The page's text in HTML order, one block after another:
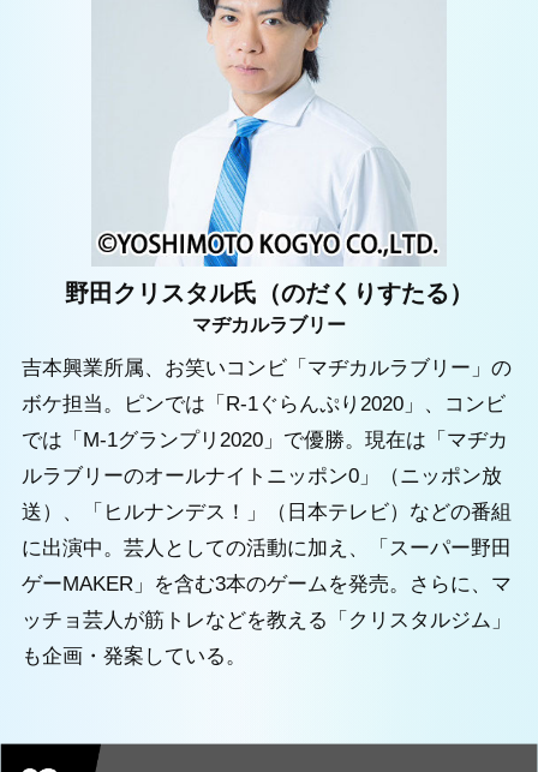
野田クリスタル氏（のだくりすたる）
マヂカルラブリー
吉本興業所属、お笑いコンビ「マヂカルラブリー」の
ボケ担当。ピンでは「R-1ぐらんぷり2020」、コンビ
では「M-1グランプリ2020」で優勝。現在は「マヂカ
ルラブリーのオールナイトニッポン0」（ニッポン放
送）、「ヒルナンデス！」（日本テレビ）などの番組
に出演中。芸人としての活動に加え、「スーパー野田
ゲーMAKER」を含む3本のゲームを発売。さらに、マ
ッチョ芸人が筋トレなどを教える「クリスタルジム」
も企画・発案している。